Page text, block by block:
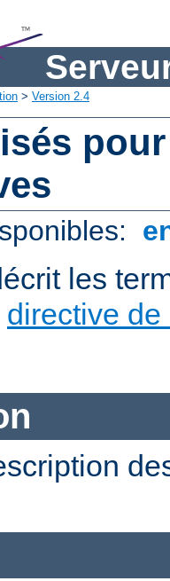
> Version 2.4
les
directive